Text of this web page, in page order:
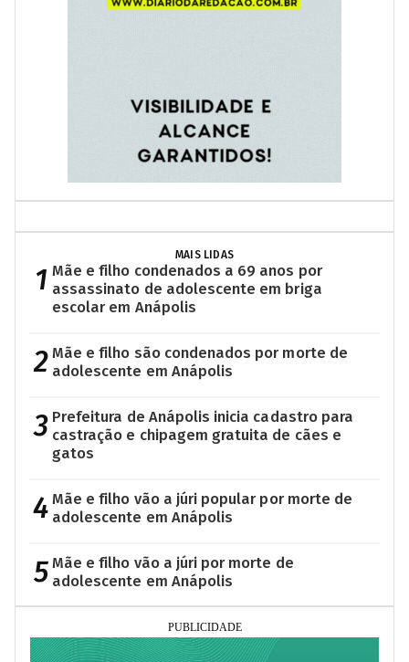
MAIS LIDAS
1 Mãe e filho condenados a 69 anos por
assassinato de adolescente em briga
escolar em Anápolis
2 Mãe e filho são condenados por morte de
adolescente em Anápolis
3 Prefeitura de Anápolis inicia cadastro para
castração e chipagem gratuita de cães e
gatos
4 Mãe e filho vão a júri popular por morte de
adolescente em Anápolis
5 Mãe e filho vão a júri por morte de
adolescente em Anápolis